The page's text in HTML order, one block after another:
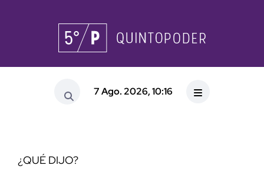
7 Ago. 2026, 10:16
¿QUÉ DIJO?